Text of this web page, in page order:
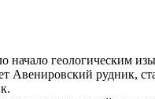
геологическим
рудник,